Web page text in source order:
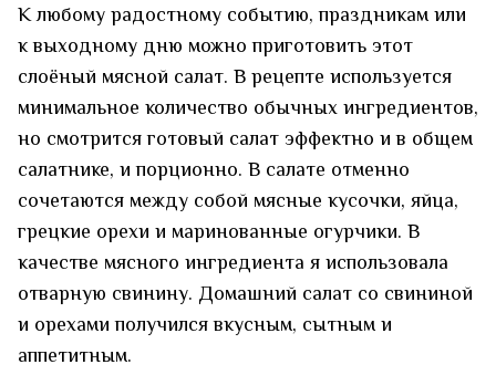
К любому радостному событию, праздникам или
к выходному дню можно приготовить этот
слоёный мясной салат. В рецепте используется
минимальное количество обычных ингредиентов,
но смотрится готовый салат эффектно и в общем
салатнике, и порционно. В салате отменно
сочетаются между собой мясные кусочки, яйца,
грецкие орехи и маринованные огурчики. В
качестве мясного ингредиента я использовала
отварную свинину. Домашний салат со свининой
и орехами получился вкусным, сытным и
аппетитным.